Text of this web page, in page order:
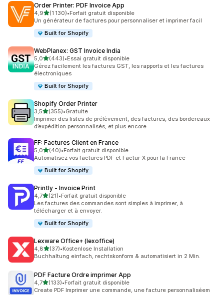
Order Printer: PDF Invoice App
4,9étoile(s) sur 5
(1 130)
1130 avis au total
•Forfait gratuit disponible
Un générateur de factures pour personnaliser et imprimer facil
Built for Shopify
WebPlanex: GST Invoice India
5,0étoile(s) sur 5
(443)
443 avis au total
•Essai gratuit disponible
Gérez facilement les factures GST, les rapports et les factures
électroniques
Built for Shopify
Shopify Order Printer
3,5étoile(s) sur 5
(355)
355 avis au total
•Gratuite
Imprimer des listes de prélèvement, des factures, des bordereaux
d’expédition personnalisés, et plus encore
FF: Factures Client en France
5,0étoile(s) sur 5
(40)
40 avis au total
•Forfait gratuit disponible
Automatisez vos factures PDF et Factur-X pour la France
Built for Shopify
Printly ‑ Invoice Print
4,7étoile(s) sur 5
(21)
21 avis au total
•Forfait gratuit disponible
Les factures des commandes sont simples à imprimer, à
télécharger et à envoyer.
Built for Shopify
Lexware Office+ (lexoffice)
4,8étoile(s) sur 5
(37)
37 avis au total
•Kostenlose Installation
Buchhaltung einfach, rechtskonform & automatisiert in 2 Min.
PDF Facture Ordre imprimer App
4,7étoile(s) sur 5
(133)
133 avis au total
•Forfait gratuit disponible
Create PDF Imprimer une commande, une facture personnaliséem